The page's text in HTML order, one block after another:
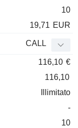
10
19,71 EUR
CALL
116,10 €
116,10
Illimitato
-
10